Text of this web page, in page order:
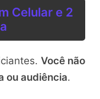
Celular e 2
Você não
ou audiência.